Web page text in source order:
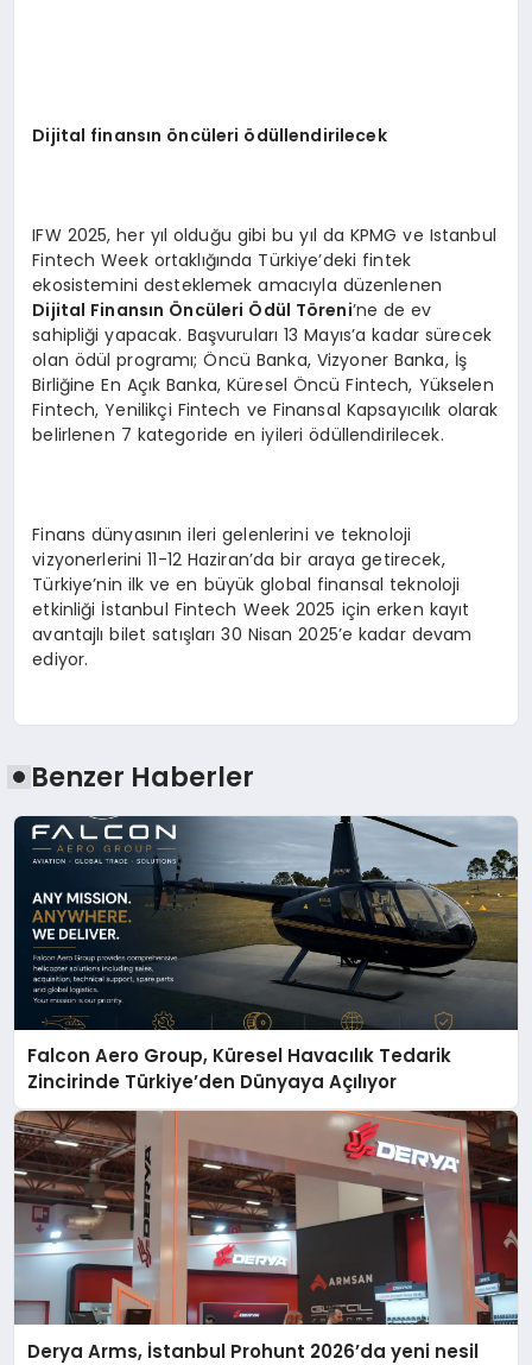
Dijital finansın öncüleri ödüllendirilecek
IFW 2025, her yıl olduğu gibi bu yıl da KPMG ve Istanbul
Fintech Week ortaklığında Türkiye’deki fintek
ekosistemini desteklemek amacıyla düzenlenen
Dijital Finansın Öncüleri Ödül Töreni’ne de ev
sahipliği yapacak. Başvuruları 13 Mayıs’a kadar sürecek
olan ödül programı; Öncü Banka, Vizyoner Banka, İş
Birliğine En Açık Banka, Küresel Öncü Fintech, Yükselen
Fintech, Yenilikçi Fintech ve Finansal Kapsayıcılık olarak
belirlenen 7 kategoride en iyileri ödüllendirilecek.
Finans dünyasının ileri gelenlerini ve teknoloji
vizyonerlerini 11-12 Haziran’da bir araya getirecek,
Türkiye’nin ilk ve en büyük global finansal teknoloji
etkinliği İstanbul Fintech Week 2025 için erken kayıt
avantajlı bilet satışları 30 Nisan 2025’e kadar devam
ediyor.
Benzer Haberler
Falcon Aero Group, Küresel Havacılık Tedarik
Zincirinde Türkiye’den Dünyaya Açılıyor
Derya Arms, İstanbul Prohunt 2026’da yeni nesil